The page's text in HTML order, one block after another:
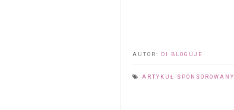
AUTOR: DI BLOGUJE
ARTYKUŁ SPONSOROWANY